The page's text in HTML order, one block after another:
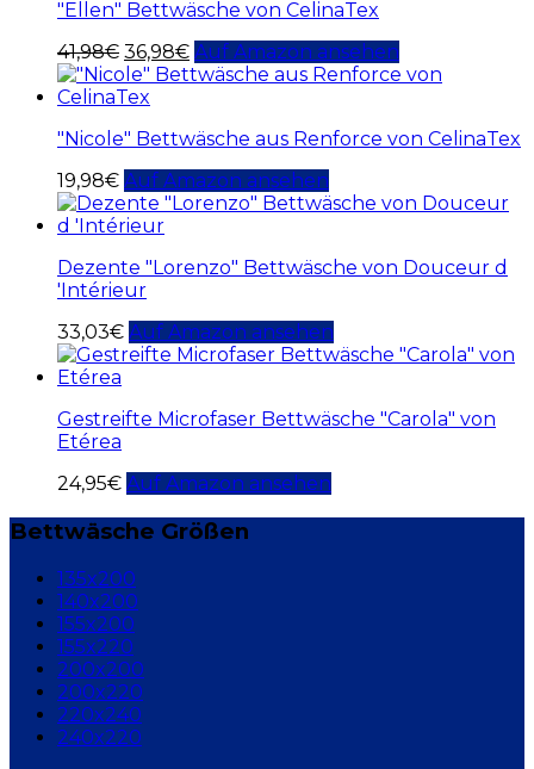
"Ellen" Bettwäsche von CelinaTex
41,98€ 36,98€ Auf Amazon ansehen
"Nicole" Bettwäsche aus Renforce von CelinaTex
19,98€ Auf Amazon ansehen
Dezente "Lorenzo" Bettwäsche von Douceur d
'Intérieur
33,03€ Auf Amazon ansehen
Gestreifte Microfaser Bettwäsche "Carola" von
Etérea
24,95€ Auf Amazon ansehen
Bettwäsche Größen
135x200
140x200
155x200
155x220
200x200
200x220
220x240
240x220